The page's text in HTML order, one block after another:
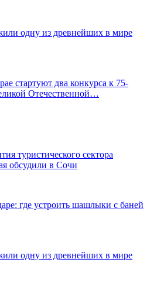
одну из древнейших в мире
стартуют два конкурса к 75-
Отечественной…
туристического сектора
обсудили в Сочи
где устроить шашлыки с баней
одну из древнейших в мире